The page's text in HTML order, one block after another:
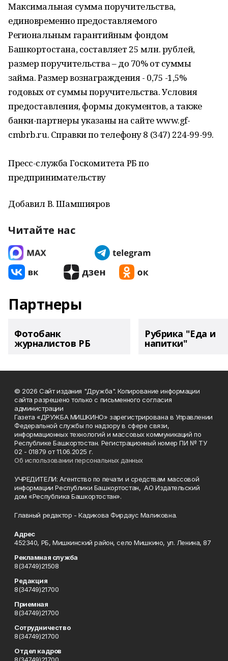
Максимальная сумма поручительства,
единовременно предоставляемого
Региональным гарантийным фондом
Башкортостана, составляет 25 млн. рублей,
размер поручительства – до 70% от суммы
займа. Размер вознаграждения - 0,75 -1,5%
годовых от суммы поручительства. Условия
предоставления, формы документов, а также
банки-партнеры указаны на сайте www.gf-
cmbrb.ru. Справки по телефону 8 (347) 224-99-99.
Пресс-служба Госкомитета РБ по
предпринимательству
Добавил В. Шамшияров
Читайте нас
Партнеры
Фотобанк
журналистов РБ
Рубрика "Еда и
напитки"
© 2026 Сайт издания "Дружба". Копирование информации
сайта разрешено только с письменного согласия
администрации
Газета «ДРУЖБА МИШКИНО» зарегистрирована в Управлении
Федеральной службы по надзору в сфере связи,
информационных технологий и массовых коммуникаций по
Республике Башкортостан. Регистрационный номер ПИ № ТУ
02 - 01879 от 11.06.2025 г.
Об использовании персональных данных
УЧРЕДИТЕЛИ: Агентство по печати и средствам массовой
информации Республики Башкортостан, АО Издательский
дом «Республика Башкортостан».
Главный редактор - Кадикова Фирдаус Маликовна.
Адрес
452340, РБ, Мишкинский район, село Мишкино, ул. Ленина, 87
Рекламная служба
8(34749)21508
Редакция
8(34749)21700
Приемная
8(34749)21700
Сотрудничество
8(34749)21700
Отдел кадров